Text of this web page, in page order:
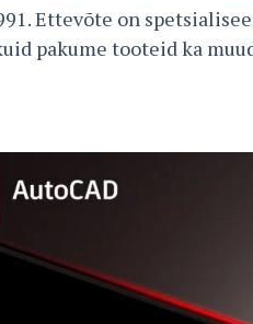
Ettevõte on
pakume tooteid ka